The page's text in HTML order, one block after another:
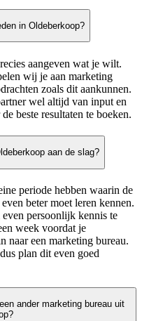
in Oldeberkoop?
aangeven wat je wilt.
wij je aan marketing
zoals dit aankunnen.
wel altijd van input en
beste resultaten te boeken.
aan de slag?
periode hebben waarin de
beter moet leren kennen.
persoonlijk kennis te
week voordat je
naar een marketing bureau.
plan dit even goed
ander marketing bureau uit